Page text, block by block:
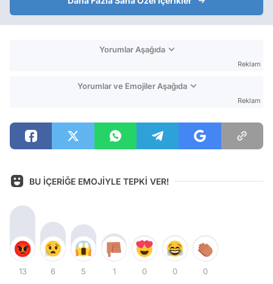
Yorumlar Aşağıda
Reklam
Yorumlar ve Emojiler Aşağıda
Reklam
BU İÇERİĞE EMOJİYLE TEPKİ VER!
13 6 5 1 0 0 0